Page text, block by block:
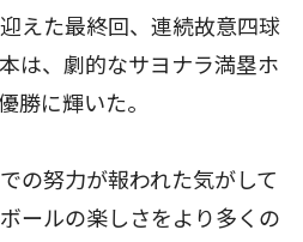
えた最終回、連続故意四球
は、劇的なサヨナラ満塁ホ
勝に輝いた。
の努力が報われた気がして
ールの楽しさをより多くの